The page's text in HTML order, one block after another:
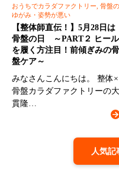
おうちでカラダファクトリー, 骨盤の
ゆがみ・姿勢が悪い
【整体師直伝！】5月28日は
骨盤の日 ～PART２ ヒール
を履く方注目！前傾ぎみの骨
盤ケア～
みなさんこんにちは。 整体×
骨盤カラダファクトリーの大
貫隆…
人気記